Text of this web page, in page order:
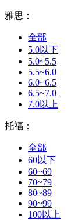
雅思：
全部
5.0以下
5.0~5.5
5.5~6.0
6.0~6.5
6.5~7.0
7.0以上
托福：
全部
60以下
60~69
70~79
80~89
90~99
100以上